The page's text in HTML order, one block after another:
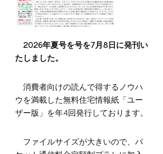
2026年夏号を号を7月8日に発刊い
たしました。
消費者向けの読んで得するノウハ
ウを満載した無料住宅情報紙「ユー
ザー版」を年4回発行しております。
ファイルサイズが大きいので、パ